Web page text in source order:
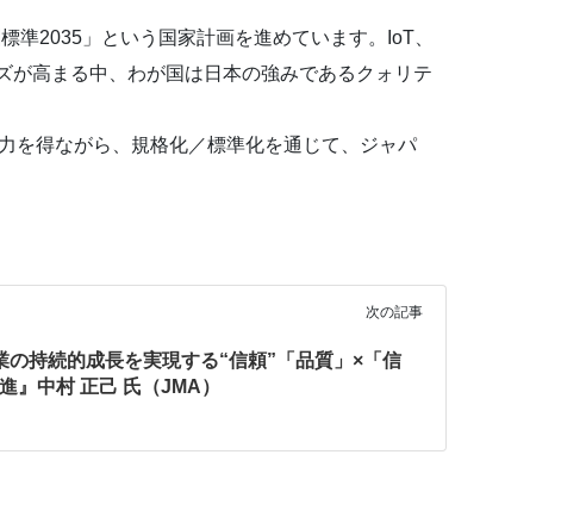
準2035」という国家計画を進めています。IoT、
高まる中、わが国は日本の強みであるクォリテ
を得ながら、規格化／標準化を通じて、ジャパ
次の記事
の持続的成長を実現する“信頼”「品質」×「信
』中村 正己 氏（JMA）